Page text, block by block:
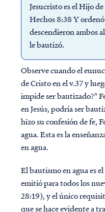
Jesucristo es el Hijo
Hechos 8:38 Y
descendieron ambos
le bautizó.
Observe cuando el
de Cristo en el v.37 y
impide ser bautizado?"
en Jesús, podría ser
hizo su confesión de fe,
agua. Esta es la
en agua.
El bautismo en agua es
emitió para todos los
28:19), y el único
que se hace evidente a